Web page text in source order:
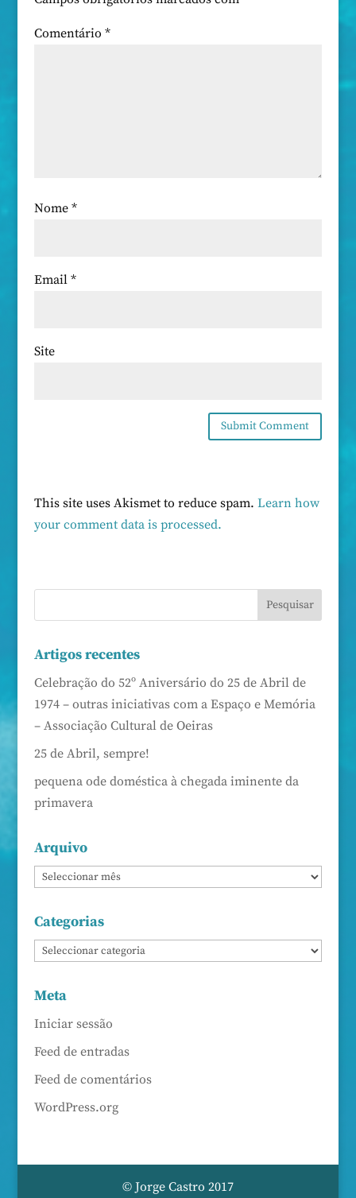
Comentário *
Nome *
Email *
Site
This site uses Akismet to reduce spam. Learn how
your comment data is processed.
Artigos recentes
Celebração do 52º Aniversário do 25 de Abril de
1974 – outras iniciativas com a Espaço e Memória
– Associação Cultural de Oeiras
25 de Abril, sempre!
pequena ode doméstica à chegada iminente da
primavera
Arquivo
Categorias
Meta
Iniciar sessão
Feed de entradas
Feed de comentários
WordPress.org
© Jorge Castro 2017